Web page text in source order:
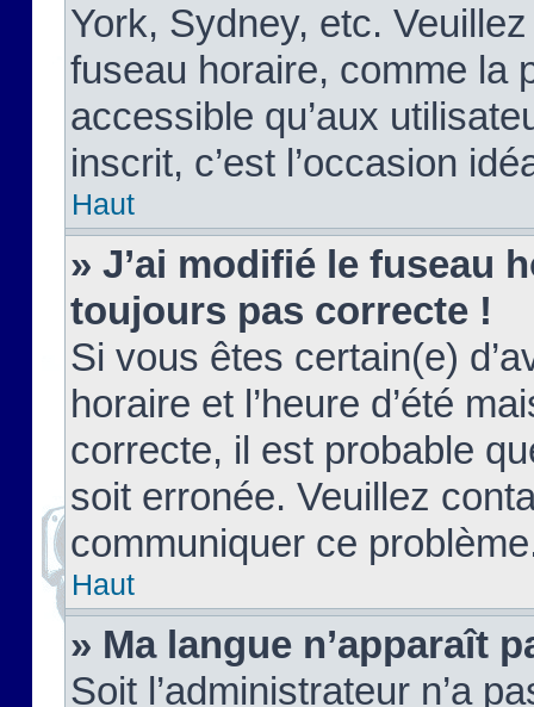
York, Sydney, etc.
fuseau horaire, comme la
accessible qu’aux
inscrit, c’est l’occasion
Haut
» J’ai modifié le fuseau
toujours pas correcte !
Si vous êtes certain(e)
horaire et l’heure d’été
correcte, il est probable
soit erronée. Veuillez
communiquer ce
Haut
» Ma langue n’apparaît
Soit l’administrateur n’a